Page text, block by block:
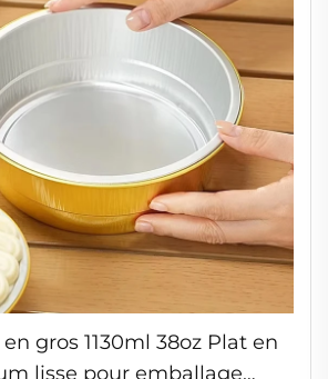
en gros 1130ml 38oz Plat en
lisse pour emballage